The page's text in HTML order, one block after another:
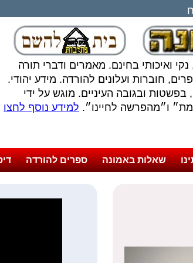
ואיכותי בחינם. מאמרים ודברי תורה
חוברות ועלונים להורדה. מידע יהודי.
ובגובה העיניים. מוגש על ידי
ו״מהפרשה לחיינו״. למידע נוסף לחצו
שאלות באמונה ספרים להורדה